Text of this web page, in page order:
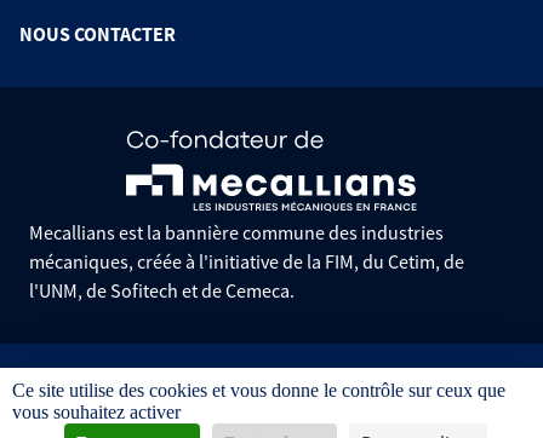
NOUS CONTACTER
Mecallians est la bannière commune des industries
mécaniques, créée à l'initiative de la FIM, du Cetim, de
l'UNM, de Sofitech et de Cemeca.
Informations pratiques
Mentions légales
Données personnelles
Ce site utilise des cookies et vous donne le contrôle sur ceux que
vous souhaitez activer